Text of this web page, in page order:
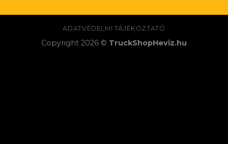
ADATVÉDELMI TÁJÉKOZTATÓ
Copyright 2026 © TruckShopHeviz.hu